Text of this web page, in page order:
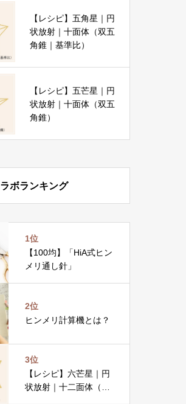
【レシピ】五角星｜円
状放射｜十面体（双五
角錐｜基準比）
【レシピ】五芒星｜円
状放射｜十面体（双五
角錐）
ラボランキング
1位
【100均】「HiA式ヒン
メリ通し針」
2位
ヒンメリ計算機とは？
3位
【レシピ】六芒星｜円
状放射｜十二面体（双